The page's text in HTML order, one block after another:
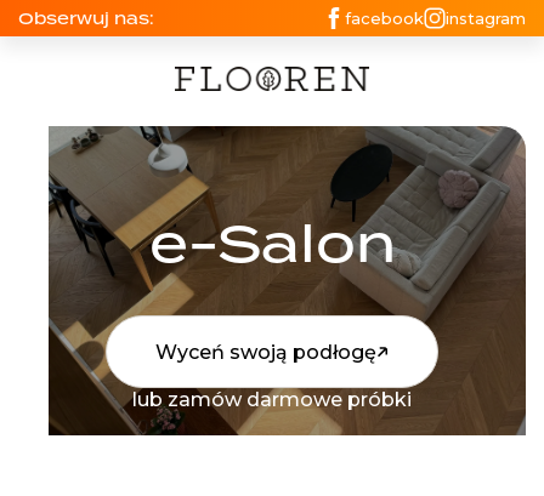
Obserwuj nas: facebook instagram
e-Salon
Wyceń swoją podłogę
lub zamów darmowe próbki